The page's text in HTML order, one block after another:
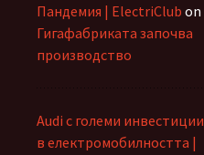
Пандемия | ElectriClub on
Гигафабриката започва
производство
Audi с големи инвестиции
в електромобилността |